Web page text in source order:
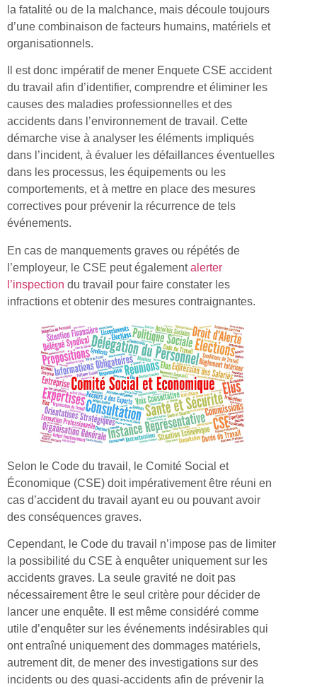
la fatalité ou de la malchance, mais découle toujours
d’une combinaison de facteurs humains, matériels et
organisationnels.
Il est donc impératif de mener Enquete CSE accident
du travail afin d’identifier, comprendre et éliminer les
causes des maladies professionnelles et des
accidents dans l’environnement de travail. Cette
démarche vise à analyser les éléments impliqués
dans l’incident, à évaluer les défaillances éventuelles
dans les processus, les équipements ou les
comportements, et à mettre en place des mesures
correctives pour prévenir la récurrence de tels
événements.
En cas de manquements graves ou répétés de
l’employeur, le CSE peut égalementalerter
l’inspection du travail pour faire constater les
infractions et obtenir des mesures contraignantes.
Selon le Code du travail, le Comité Social et
Économique (CSE) doit impérativement être réuni en
cas d’accident du travail ayant eu ou pouvant avoir
des conséquences graves.
Cependant, le Code du travail n’impose pas de limiter
la possibilité du CSE à enquêter uniquement sur les
accidents graves. La seule gravité ne doit pas
nécessairement être le seul critère pour décider de
lancer une enquête. Il est même considéré comme
utile d’enquêter sur les événements indésirables qui
ont entraîné uniquement des dommages matériels,
autrement dit, de mener des investigations sur des
incidents ou des quasi-accidents afin de prévenir la